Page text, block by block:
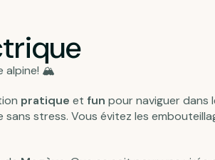
alpine! 🏔️
pratique et fun pour naviguer dans
stress. Vous évitez les